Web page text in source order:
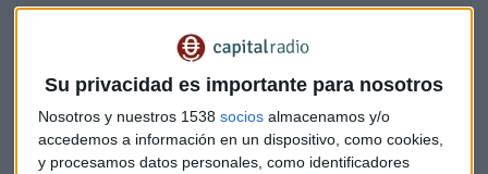
Su privacidad es importante para nosotros
Nosotros y nuestros 1538 socios almacenamos y/o
accedemos a información en un dispositivo, como cookies,
y procesamos datos personales, como identificadores